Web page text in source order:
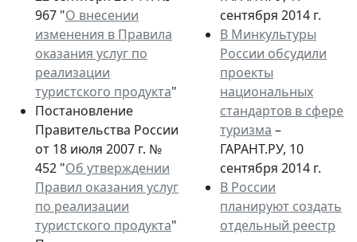
967 "О внесении
изменения в Правила
оказания услуг по
реализации
туристского продукта"
Постановление
Правительства России
от 18 июля 2007 г. №
452 "Об утверждении
Правил оказания услуг
по реализации
туристского продукта"
сентября 2014 г.
В Минкультуры
России обсудили
проекты
национальных
стандартов в сфере
туризма –
ГАРАНТ.РУ, 10
сентября 2014 г.
В России
планируют создать
отдельный реестр